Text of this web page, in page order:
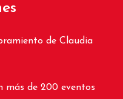
de Claudia
más de 200 eventos